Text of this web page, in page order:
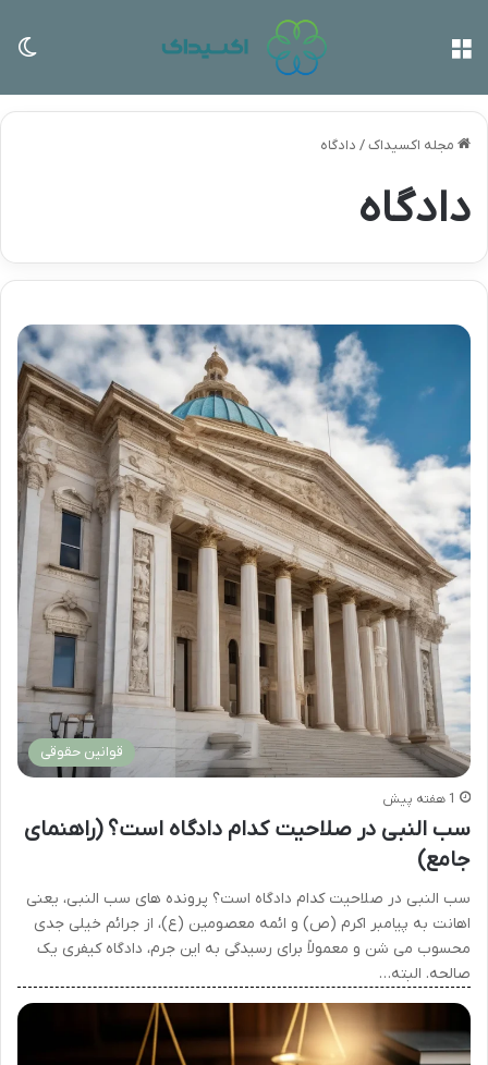
مجله اکسیداک/ دادگاه
دادگاه
قوانین حقوقی
1 هفته پیش
سب النبی در صلاحیت کدام دادگاه است؟ (راهنمای
جامع)
سب النبی در صلاحیت کدام دادگاه است؟ پرونده های سب النبی، یعنی
اهانت به پیامبر اکرم (ص) و ائمه معصومین (ع)، از جرائم خیلی جدی
محسوب می شن و معمولاً برای رسیدگی به این جرم، دادگاه کیفری یک
صالحه. البته…